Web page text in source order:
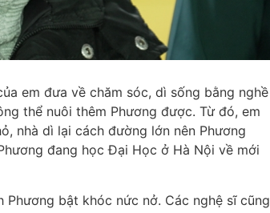
em đưa về chăm sóc, dì sống bằng nghề
thể nuôi thêm Phương được. Từ đó, em
nhà dì lại cách đường lớn nên Phương
đang học Đại Học ở Hà Nội về mới
bật khóc nức nở. Các nghệ sĩ cũng